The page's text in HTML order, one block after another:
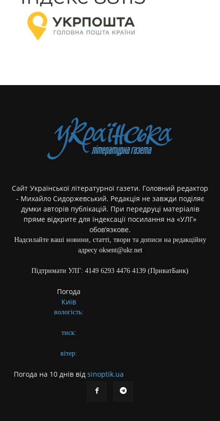
Сайт Української літературної газети. Головний редактор
- Михайло Сидоржевський. Редакція не завжди поділяє
думки авторів публікацій. При передруці матеріалів
пряме відкрите для індексації посилання на «УЛГ»
обов’язкове.
Надсилайте ваші новини, статті, твори та дописи на редакційну
адресу oksent@ukr.net
Підтримати УЛГ: 4149 6293 4476 4139 (ПриватБанк)
Погода
Київ
вологість:
тиск:
вітер:
Погода на 10 днів від sinoptik.ua